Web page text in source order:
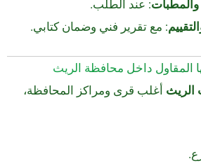
: عند الطلب.
: مع تقرير فني وضمان كتابي.
المقاول داخل محافظة الريث
الريث أغلب قرى ومراكز المحافظة،